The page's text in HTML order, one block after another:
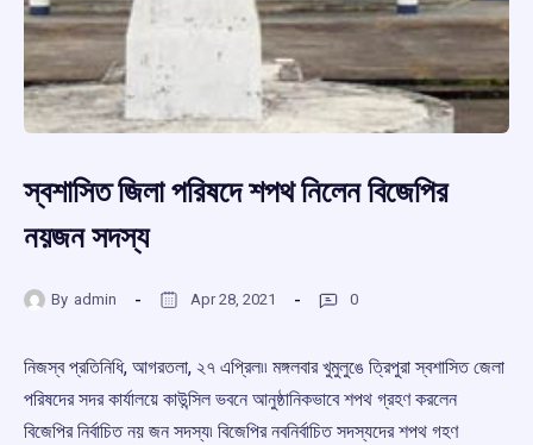
স্বশাসিত জিলা পরিষদে শপথ নিলেন বিজেপির
নয়জন সদস্য
By admin Apr 28, 2021 0
নিজস্ব প্রতিনিধি, আগরতলা, ২৭ এপ্রিল৷৷ মঙ্গলবার খুমুলুঙে ত্রিপুরা স্বশাসিত জেলা
পরিষদের সদর কার্যালয়ে কাউন্সিল ভবনে আনুষ্ঠানিকভাবে শপথ গ্রহণ করলেন
বিজেপির নির্বাচিত নয় জন সদস্য৷ বিজেপির নবনির্বাচিত সদস্যদের শপথ গহণ